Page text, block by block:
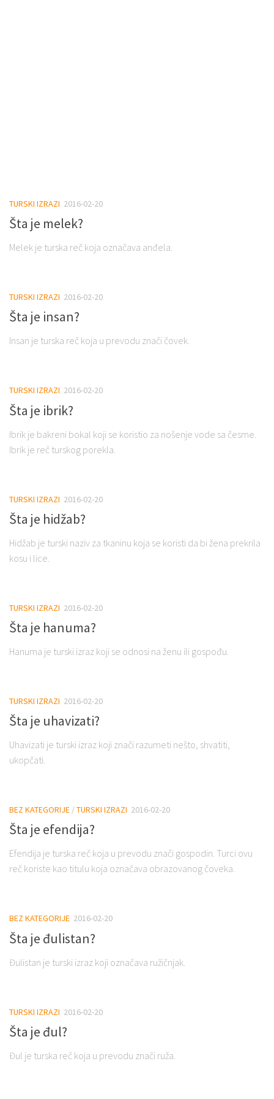
TURSKI IZRAZI 2016-02-20
Šta je melek?
Melek je turska reč koja označava anđela.
TURSKI IZRAZI 2016-02-20
Šta je insan?
Insan je turska reč koja u prevodu znači čovek.
TURSKI IZRAZI 2016-02-20
Šta je ibrik?
Ibrik je bakreni bokal koji se koristio za nošenje vode sa česme.
Ibrik je reč turskog porekla.
TURSKI IZRAZI 2016-02-20
Šta je hidžab?
Hidžab je turski naziv za tkaninu koja se koristi da bi žena prekrila
kosu i lice.
TURSKI IZRAZI 2016-02-20
Šta je hanuma?
Hanuma je turski izraz koji se odnosi na ženu ili gospođu.
TURSKI IZRAZI 2016-02-20
Šta je uhavizati?
Uhavizati je turski izraz koji znači razumeti nešto, shvatiti,
ukopčati.
BEZ KATEGORIJE /TURSKI IZRAZI 2016-02-20
Šta je efendija?
Efendija je turska reč koja u prevodu znači gospodin. Turci ovu
reč koriste kao titulu koja označava obrazovanog čoveka.
BEZ KATEGORIJE 2016-02-20
Šta je đulistan?
Đulistan je turski izraz koji označava ružičnjak.
TURSKI IZRAZI 2016-02-20
Šta je đul?
Đul je turska reč koja u prevodu znači ruža.